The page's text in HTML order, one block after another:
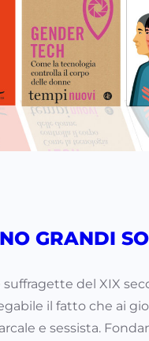
GRANDI
del XIX
il fatto che ai
e sessista.